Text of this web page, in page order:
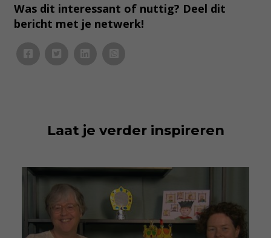
Was dit interessant of nuttig? Deel dit
bericht met je netwerk!
Laat je verder inspireren